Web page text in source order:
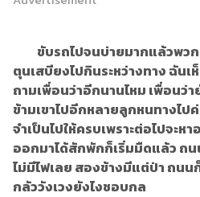
ขับรถไปจนบ่ายมากแล้วพวกเ
ตุนเสบียงไปกินระหว่างทาง ฉัน
ถามเพื่อนว่าอีกนานไหม เพื่อนว่
ข้ามเขาไปอีกหลายลูกหนทางไ
จำเป็นไปให้ครบเพราะต่อไปจะห
ออกมาได้สักพักก็เริ่มมืดแล้ว ถน
ไม่มีไฟเลย สองข้างมีแต่ป่า ถนน
กลัววังเวงยังไงชอบกล